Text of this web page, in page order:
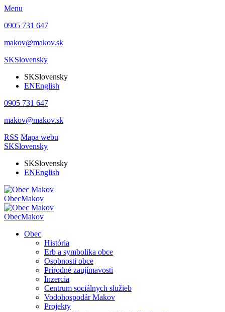
Menu
0905 731 647
makov@makov.sk
SKSlovensky
SKSlovensky
ENEnglish
0905 731 647
makov@makov.sk
RSS Mapa webu
SKSlovensky
SKSlovensky
ENEnglish
ObecMakov
ObecMakov
Obec
História
Erb a symbolika obce
Osobnosti obce
Prírodné zaujímavosti
Inzercia
Centrum sociálnych služieb
Vodohospodár Makov
Projekty